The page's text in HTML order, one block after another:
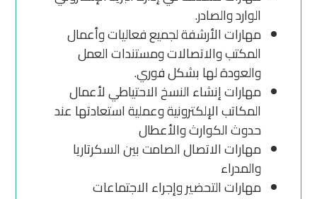
الوارد والصادر.
مهارات الأرشفة لجميع فعاليات وأعمال
المكتب والاتصالات ومستندات العمل
والعودة لها بشكل فوري.
مهارات إنشاء النسخ الاحتياطي لأعمال
المكاتب الإلكترونية وعملية استعادتها عند
حدوث الكوارث والأعطال
مهارات الاتصال الصامت بين السكرتاريا
والمدراء
مهارات التحضير وإجراء الاجتماعات